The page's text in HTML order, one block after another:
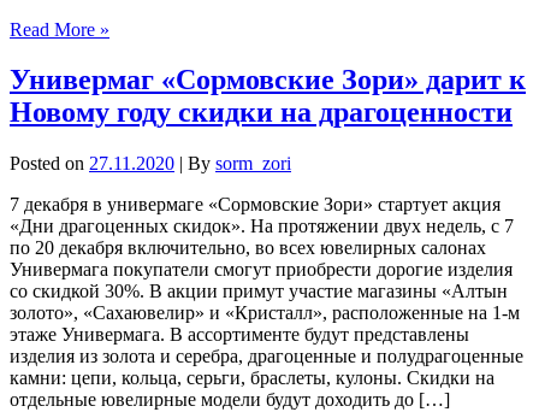
Read More »
Универмаг «Сормовские Зори» дарит к
Новому году скидки на драгоценности
Posted on 27.11.2020 | By sorm_zori
7 декабря в универмаге «Сормовские Зори» стартует акция
«Дни драгоценных скидок». На протяжении двух недель, с 7
по 20 декабря включительно, во всех ювелирных салонах
Универмага покупатели смогут приобрести дорогие изделия
со скидкой 30%. В акции примут участие магазины «Алтын
золото», «Сахаювелир» и «Кристалл», расположенные на 1-м
этаже Универмага. В ассортименте будут представлены
изделия из золота и серебра, драгоценные и полудрагоценные
камни: цепи, кольца, серьги, браслеты, кулоны. Скидки на
отдельные ювелирные модели будут доходить до […]